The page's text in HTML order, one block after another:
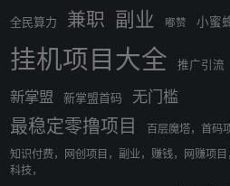
全民算力 兼职 副业 嘟赞 小蜜
挂机项目大全 推广引流
新掌盟 新掌盟首码 无门槛
最稳定零撸项目
百层魔塔，首码
知识付费，网创项目，副业，赚钱，网赚项
科技，